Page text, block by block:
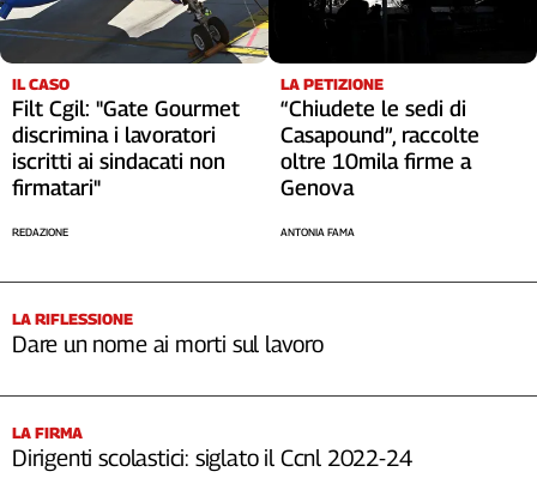
IL CASO
Filt Cgil: "Gate Gourmet
discrimina i lavoratori
iscritti ai sindacati non
firmatari"
REDAZIONE
LA PETIZIONE
“Chiudete le sedi di
Casapound”, raccolte
oltre 10mila firme a
Genova
ANTONIA FAMA
LA RIFLESSIONE
Dare un nome ai morti sul lavoro
LA FIRMA
Dirigenti scolastici: siglato il Ccnl 2022-24